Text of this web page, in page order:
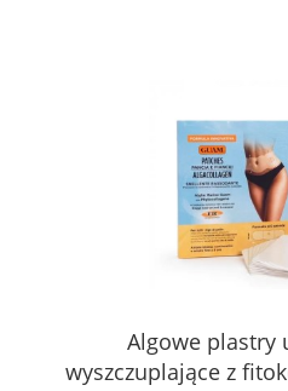
Algowe plastry
wyszczuplające z